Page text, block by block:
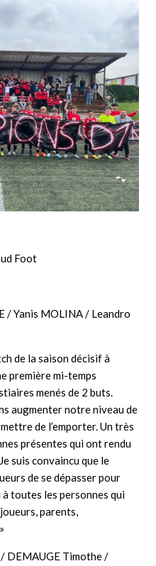
Foot
/ Yanis MOLINA / Leandro
de la saison décisif à
première mi-temps
menés de 2 buts.
augmenter notre niveau de
de l’emporter. Un très
présentes qui ont rendu
suis convaincu que le
de se dépasser pour
toutes les personnes qui
parents,
DEMAUGE Timothe /